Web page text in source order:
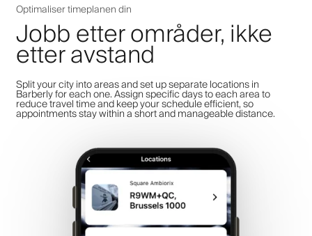
Optimaliser timeplanen din
Jobb etter områder, ikke
etter avstand
Split your city into areas and set up separate locations in
Barberly for each one. Assign specific days to each area to
reduce travel time and keep your schedule efficient, so
appointments stay within a short and manageable distance.